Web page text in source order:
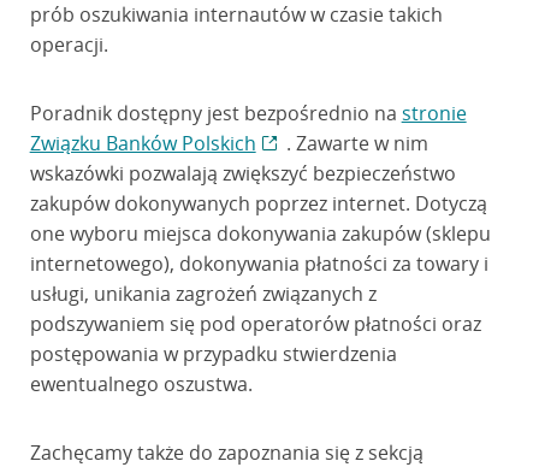
prób oszukiwania internautów w czasie takich
operacji.
Poradnik dostępny jest bezpośrednio na stronie
Związku Banków Polskich
. Zawarte w nim
wskazówki pozwalają zwiększyć bezpieczeństwo
zakupów dokonywanych poprzez internet. Dotyczą
one wyboru miejsca dokonywania zakupów (sklepu
internetowego), dokonywania płatności za towary i
usługi, unikania zagrożeń związanych z
podszywaniem się pod operatorów płatności oraz
postępowania w przypadku stwierdzenia
ewentualnego oszustwa.
Zachęcamy także do zapoznania się z sekcją